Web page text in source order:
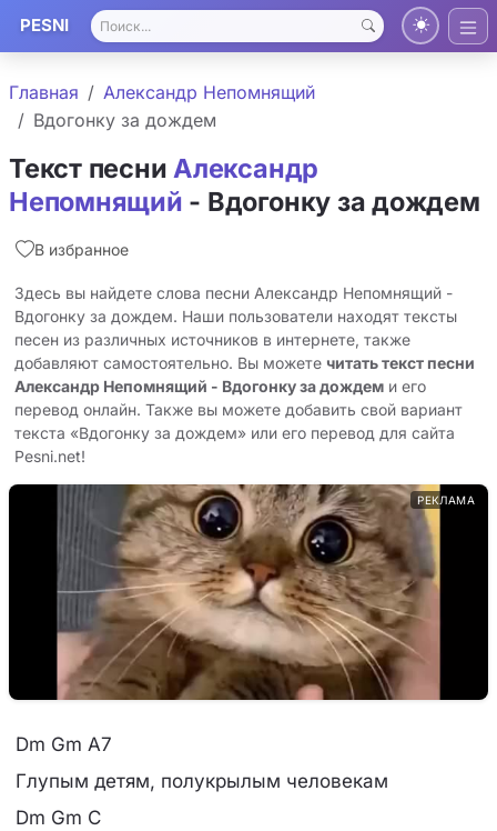
PESNI
Главная
Александр Непомнящий
Вдогонку за дождем
Текст песни Александр
Непомнящий - Вдогонку за дождем
В избранное
Здесь вы найдете слова песни Александр Непомнящий -
Вдогонку за дождем. Наши пользователи находят тексты
песен из различных источников в интернете, также
добавляют самостоятельно. Вы можете читать текст песни
Александр Непомнящий - Вдогонку за дождем и его
перевод онлайн. Также вы можете добавить свой вариант
текста «Вдогонку за дождем» или его перевод для сайта
Pesni.net!
РЕКЛАМА
Dm Gm A7
Глупым детям, полукрылым человекам
Dm Gm C